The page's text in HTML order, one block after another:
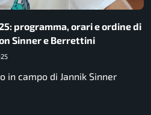
programma, orari e ordine di
Sinner e Berrettini
in campo di Jannik Sinner